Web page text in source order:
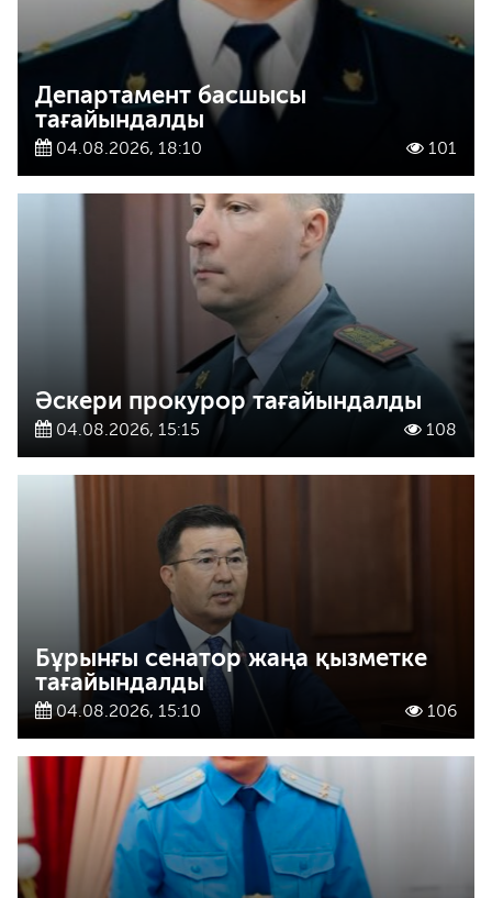
Департамент басшысы
тағайындалды
04.08.2026, 18:10 101
Әскери прокурор тағайындалды
04.08.2026, 15:15 108
Бұрынғы сенатор жаңа қызметке
тағайындалды
04.08.2026, 15:10 106